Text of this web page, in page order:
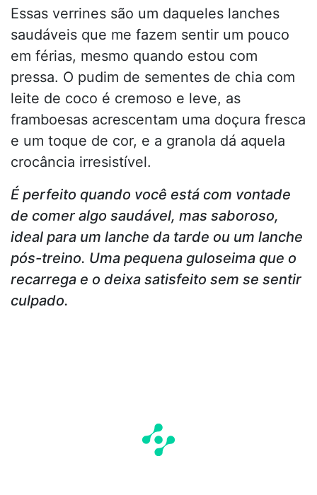
Essas verrines são um daqueles lanches
saudáveis que me fazem sentir um pouco
em férias, mesmo quando estou com
pressa. O pudim de sementes de chia com
leite de coco é cremoso e leve, as
framboesas acrescentam uma doçura fresca
e um toque de cor, e a granola dá aquela
crocância irresistível.
É perfeito quando você está com vontade
de comer algo saudável, mas saboroso,
ideal para um lanche da tarde ou um lanche
pós-treino. Uma pequena guloseima que o
recarrega e o deixa satisfeito sem se sentir
culpado.